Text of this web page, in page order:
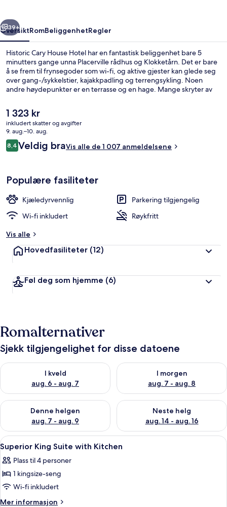
Neste
39+
OversiktRomBeliggenhetRegler
Historic Cary House Hotel har en fantastisk beliggenhet bare 5
minutters gange unna Placerville rådhus og Klokketårn. Det er bare
å se frem til frynsegoder som wi-fi, og aktive gjester kan glede seg
over gang-/sykkelstier, kajakkpadling og terrengsykling. Noen
andre høydepunkter er en terrasse og en hage. Mange skryter av
Den
nåværende
prisen
er
1 323 kr
1 323 kr
inkludert skatter og avgifter
9. aug.–10. aug.
Anmeldelser
8,48,4 av 10 –
Veldig braVis alle de 1 007 anmeldelsene
Populære fasiliteter
Kjæledyrvennlig
Parkering tilgjengelig
Wi-fi inkludert
Røykfritt
Vis alle
Hovedfasiliteter (12)
Føl deg som hjemme (6)
Romalternativer
Sjekk tilgjengelighet for disse datoene
I kveld
aug. 6 - aug. 7
Sjekk tilgjengelighet for i kveld, aug. 6 - aug. 7
I morgen
aug. 7 - aug. 8
Sjekk tilgjengelighet for i
Denne helgen
aug. 7 - aug. 9
Sjekk tilgjengelighet for denne helgen, aug. 7 - aug. 9
Neste helg
aug. 14 - aug. 16
Sjekk tilgjengelighet for neste
Åpne
alle
bildene
av
Superior
King
Sengetøy av topp kvalitet, senger
8
Superior King Suite with Kitchen
Plass til 4 personer
1 kingsize-seng
Wi-fi inkludert
Mer informasjon
Mer